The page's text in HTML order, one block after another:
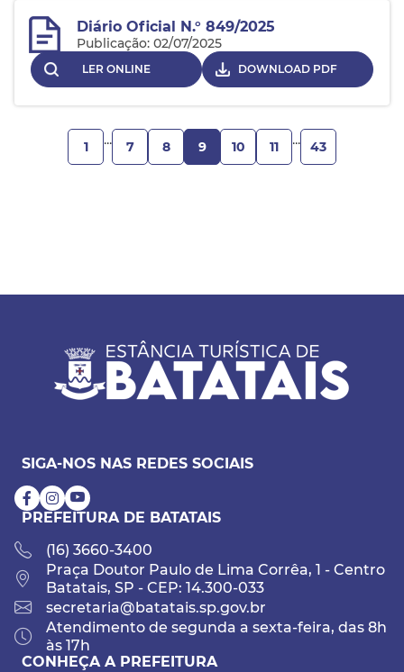
Diário Oficial N.° 849/2025
Publicação: 02/07/2025
LER ONLINE DOWNLOAD PDF
1 ... 7 8 9 10 11 ... 43
SIGA-NOS NAS REDES SOCIAIS
PREFEITURA DE BATATAIS
(16) 3660-3400
Praça Doutor Paulo de Lima Corrêa, 1 - Centro
Batatais, SP - CEP: 14.300-033
secretaria@batatais.sp.gov.br
Atendimento de segunda a sexta-feira, das 8h
às 17h
CONHEÇA A PREFEITURA